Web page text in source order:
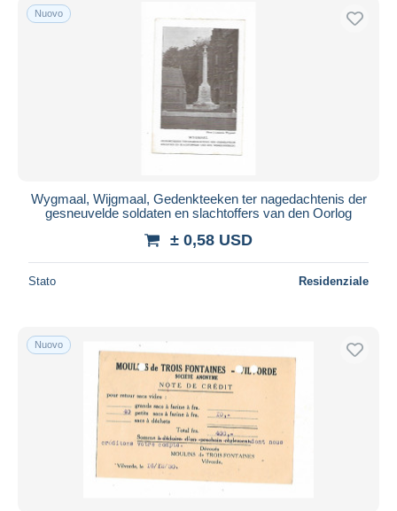
Nuovo
Wygmaal, Wijgmaal, Gedenkteeken ter nagedachtenis der
gesneuvelde soldaten en slachtoffers van den Oorlog
± 0,58 USD
Stato Residenziale
Nuovo